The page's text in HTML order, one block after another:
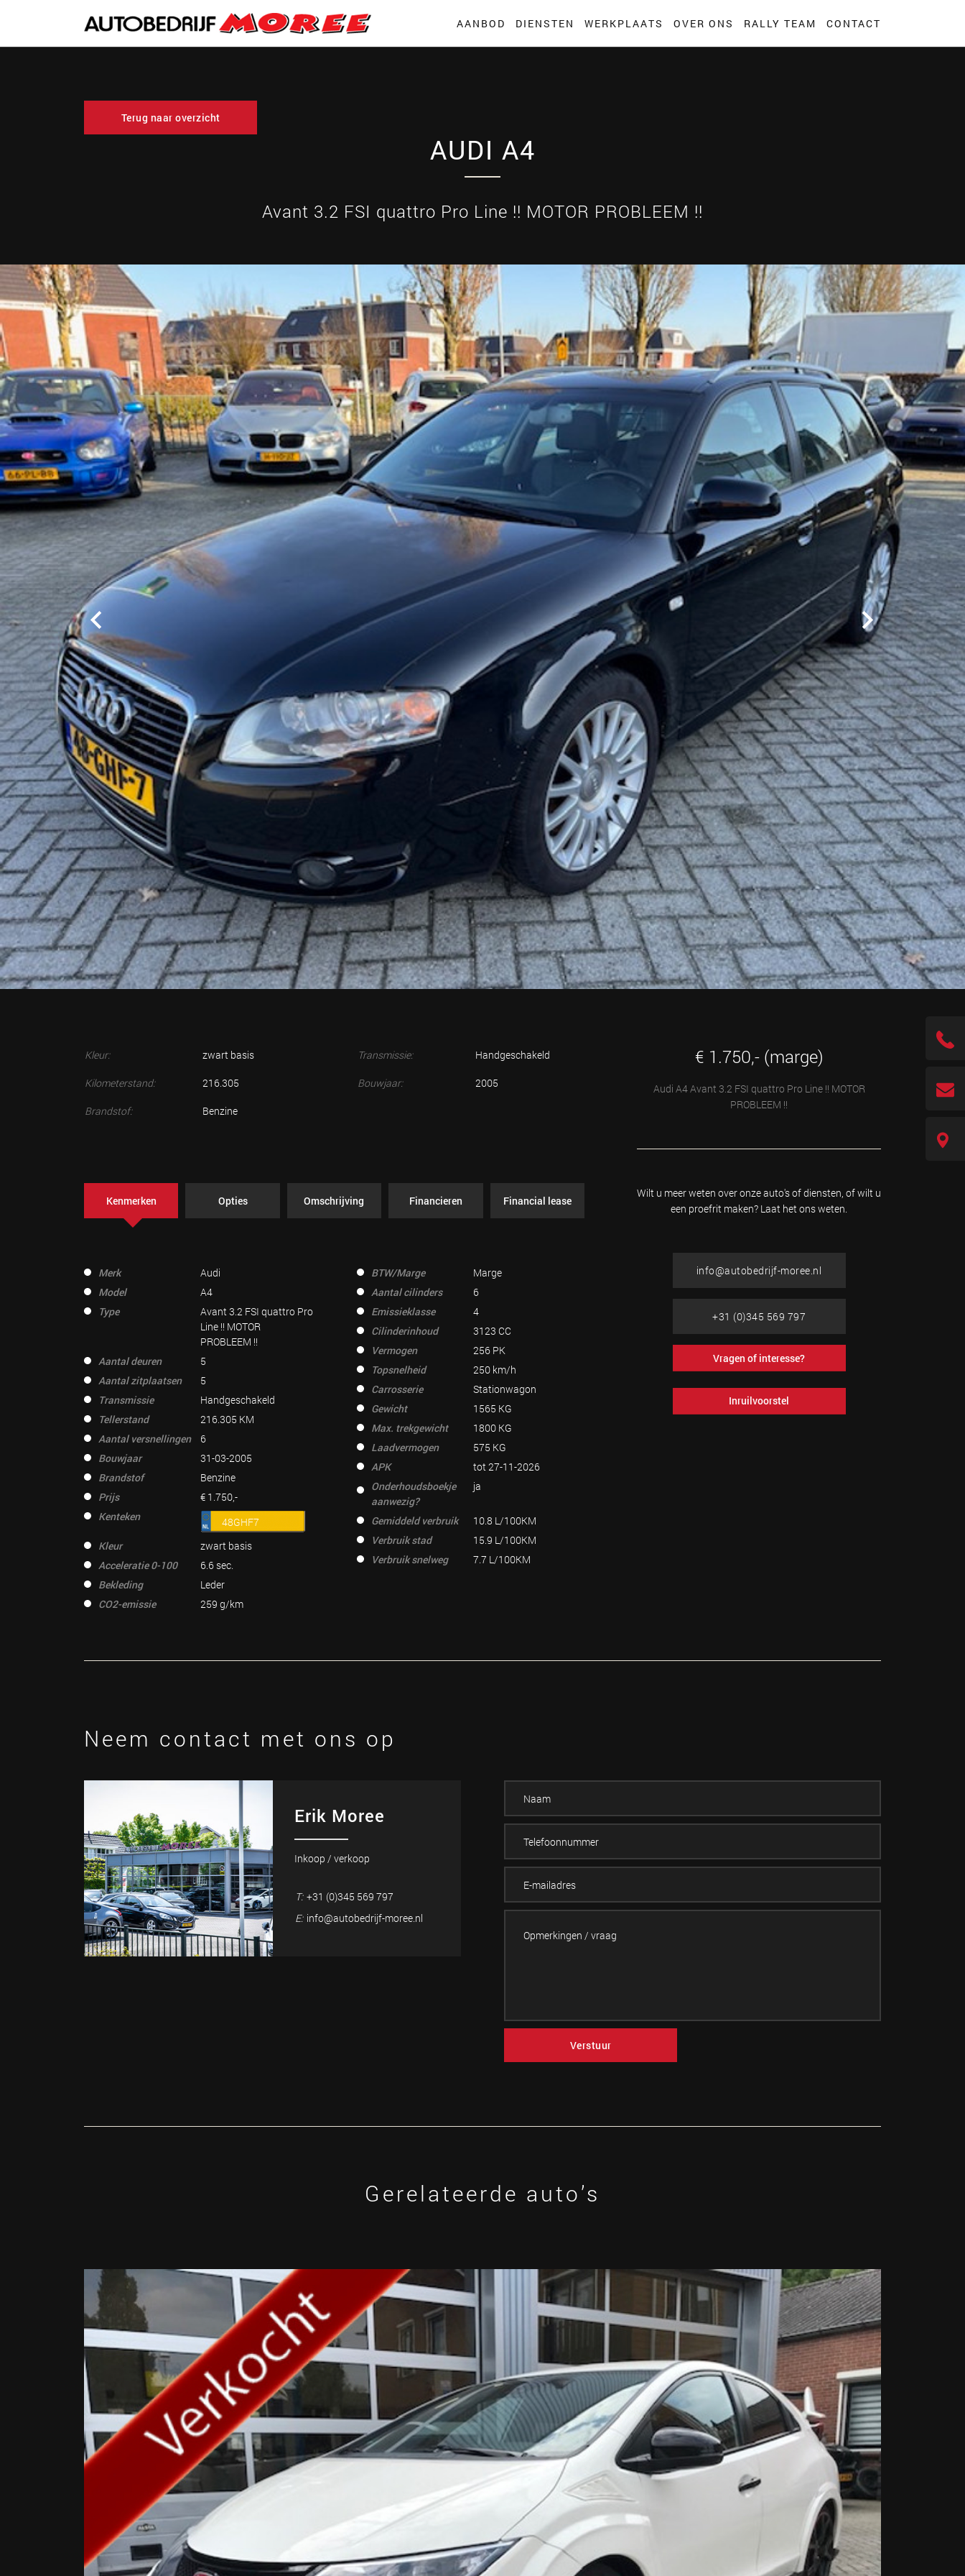
AANBOD DIENSTEN WERKPLAATS OVER ONS RALLY TEAM CONTACT
Terug naar overzicht
AUDI A4
Avant 3.2 FSI quattro Pro Line !! MOTOR PROBLEEM !!
Kleur: zwart basis
Kilometerstand: 216.305
Brandstof: Benzine
Transmissie: Handgeschakeld
Bouwjaar: 2005
Kenmerken Opties Omschrijving Financieren Financial lease
Merk
Audi
Model
A4
Type
Avant 3.2 FSI quattro Pro
Line !! MOTOR
PROBLEEM !!
Aantal deuren
5
Aantal zitplaatsen
5
Transmissie
Handgeschakeld
Tellerstand
216.305 KM
Aantal versnellingen
6
Bouwjaar
31-03-2005
Brandstof
Benzine
Prijs
€ 1.750,-
Kenteken
48GHF7
Kleur
zwart basis
Acceleratie 0-100
6.6 sec.
Bekleding
Leder
CO2-emissie
259 g/km
BTW/Marge
Marge
Aantal cilinders
6
Emissieklasse
4
Cilinderinhoud
3123 CC
Vermogen
256 PK
Topsnelheid
250 km/h
Carrosserie
Stationwagon
Gewicht
1565 KG
Max. trekgewicht
1800 KG
Laadvermogen
575 KG
APK
tot 27-11-2026
Onderhoudsboekje
aanwezig?
ja
Gemiddeld verbruik
10.8 L/100KM
Verbruik stad
15.9 L/100KM
Verbruik snelweg
7.7 L/100KM
€ 1.750,- (marge)
Audi A4 Avant 3.2 FSI quattro Pro Line !! MOTOR
PROBLEEM !!
Wilt u meer weten over onze auto's of diensten, of wilt u
een proefrit maken? Laat het ons weten.
info@autobedrijf-moree.nl
+31 (0)345 569 797
Vragen of interesse?
Inruilvoorstel
Neem contact met ons op
Erik Moree
Inkoop / verkoop
T: +31 (0)345 569 797
E: info@autobedrijf-moree.nl
Verstuur
Gerelateerde auto’s